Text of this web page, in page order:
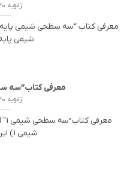
ژانویه 20, 2025
معرفی کتاب “سه سطحی شیمی
شیمی
معرفی کتاب”سه
ژانویه 20, 2025
شیمی 1) این کتاب [...]